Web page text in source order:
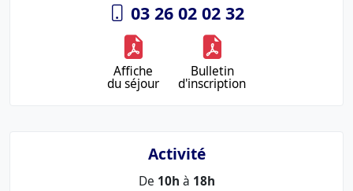
03 26 02 02 32
Affiche
du séjour
Bulletin
d'inscription
Activité
De 10h à 18h